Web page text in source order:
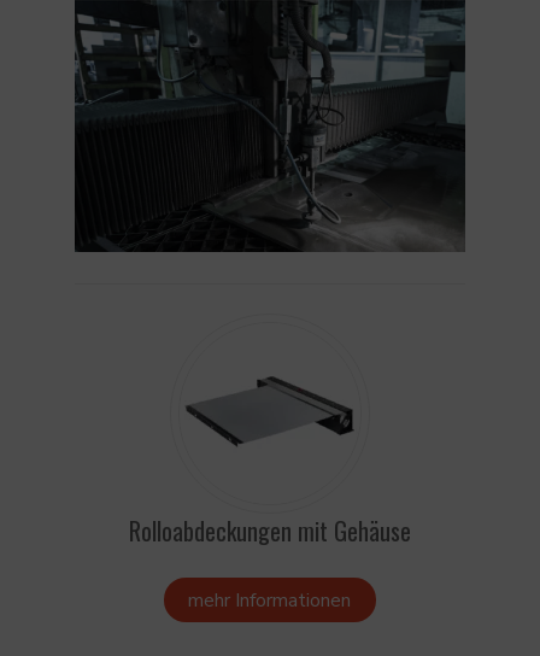
Rolloabdeckungen mit Gehäuse
mehr Informationen